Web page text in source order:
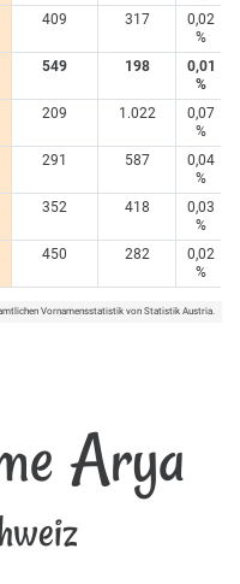
409 317
0,02
%
549 198
0,01
%
209 1.022
0,07
%
291 587
0,04
%
352 418
0,03
%
450 282
0,02
%
Vornamensstatistik von Statistik Austria.
Arya